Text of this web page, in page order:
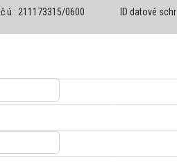
č.ú.: 211173315/0600 ID datové